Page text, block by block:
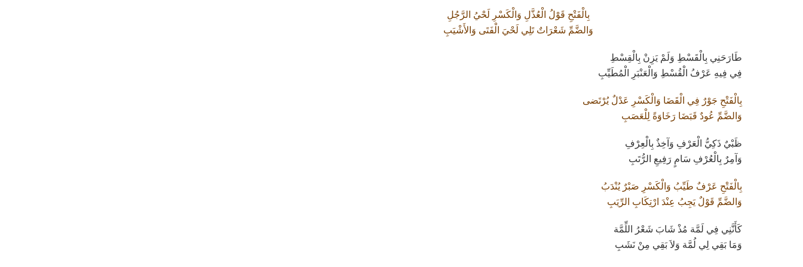
بِالْفَتْحِ قَوْلُ الْعُذَّلِ وَالْكَسْرِ لَحْيُ الرَّجُلِ
وَالضَّمِّ شَعْرَاتٌ تَلِي لَحْيَ الْفَتَى وَالأَشْيَبِ
طَارَحَنِي بِالْقَسْطِ وَلَمْ يَزِنْ بِالْقِسْطِ
فِي فِيهِ عَرْفُ الْقُسْطِ وَالْعَنْبَرِ الْمُطَيِّبِ
بِالْفَتْحِ جَوْرٌ فِي الْقَضَا وَالْكَسْرِ عَدْلٌ يُرْتَضى
وَالضَّمِّ عُودٌ قَبَضَا رَخَاوَةً لِلْعَصَبِ
ظَبْيٌ ذَكِيُّ الْعَرْفِ وَآخِذٌ بِالْعِرْفِ
وَآمِرٌ بِالْعُرْفِ سَامٍ رَفِيعِ الرُّتَبِ
بِالْفَتْحِ عَرْفٌ طَيِّبُ وَالْكَسْرِ صَبْرٌ يُنْدَبُ
وَالضَّمِّ قَوْلٌ يَجِبُ عِنْدَ ارْتِكَابِ الرِّيَبِ
كَأَنَّنِي فِي لَمَّة مُذْ شَابَ شَعْرُ اللِّمَّة
وَمَا بَقِي لِي لُمَّة وَلاَ بَقِي مِنْ نَشَبِ